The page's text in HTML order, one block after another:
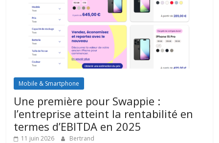
Mobile & Smartphone
Une première pour Swappie :
l’entreprise atteint la rentabilité en
termes d’EBITDA en 2025
11 juin 2026 Bertrand